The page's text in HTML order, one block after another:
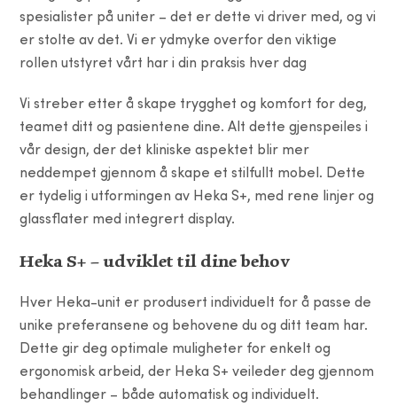
spesialister på uniter – det er dette vi driver med, og vi
er stolte av det. Vi er ydmyke overfor den viktige
rollen utstyret vårt har i din praksis hver dag
Vi streber etter å skape trygghet og komfort for deg,
teamet ditt og pasientene dine. Alt dette gjenspeiles i
vår design, der det kliniske aspektet blir mer
neddempet gjennom å skape et stilfullt mobel. Dette
er tydelig i utformingen av Heka S+, med rene linjer og
glassflater med integrert display.
Heka S+ – udviklet til dine behov
Hver Heka-unit er produsert individuelt for å passe de
unike preferansene og behovene du og ditt team har.
Dette gir deg optimale muligheter for enkelt og
ergonomisk arbeid, der Heka S+ veileder deg gjennom
behandlinger – både automatisk og individuelt.